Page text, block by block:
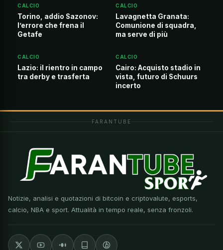
CALCIO
Torino, addio Sazonov:
l’errore che frena il
Getafe
CALCIO
Lavagnetta Granata:
Comunione di squadra,
ma serve di più
CALCIO
Lazio: il rientro in campo
tra derby e trasferta
CALCIO
Cairo: Acquisto stadio in
vista, futuro di Schuurs
incerto
FARANTUBE
Notizie, analisi e quotazioni di bitcoin e criptovalute, esports,
calcio, NBA e sport. Attualità in tempo reale, senza fronzoli.